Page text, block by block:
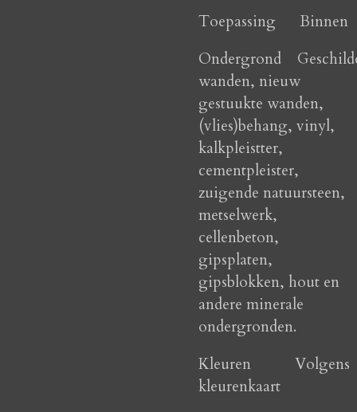
Toepassing Binnen
Ondergrond
wanden, nieuw
gestuukte wanden,
(vlies)behang, vinyl,
kalkpleistter,
cementpleister,
zuigende natuursteen,
metselwerk,
cellenbeton,
gipsplaten,
gipsblokken, hout en
andere minerale
ondergronden.
Kleuren Volgens
kleurenkaart